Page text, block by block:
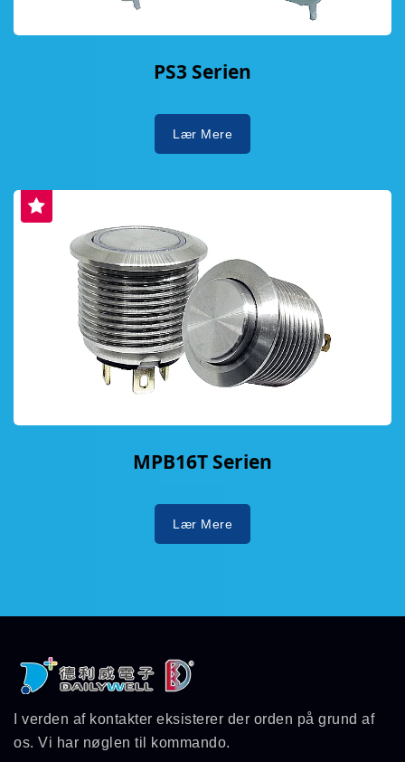
PS3 Serien
Lær Mere
MPB16T Serien
Lær Mere
I verden af kontakter eksisterer der orden på grund af
os. Vi har nøglen til kommando.